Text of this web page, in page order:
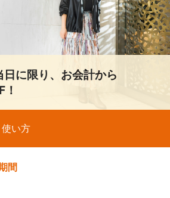
日に限り、お会計から
使い方
間